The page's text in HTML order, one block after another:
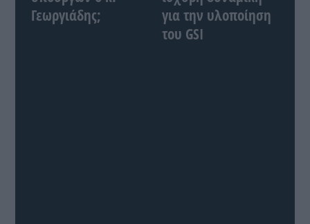
Γεωργιάδης;
για την υλοποίηση
του GSI